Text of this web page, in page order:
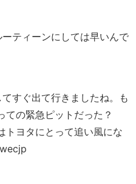
ティーンにしては早いんで
すぐ出て行きましたね。も
ての緊急ピットだった？
トヨタにとって追い風にな